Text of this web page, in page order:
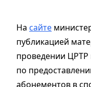
На сайте
публикацией
проведении ЦРТР
по
абонементов в